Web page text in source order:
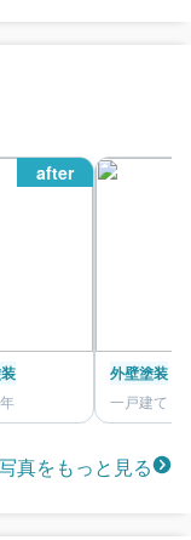
after
外壁塗装
一戸建て /
真をもっと見る